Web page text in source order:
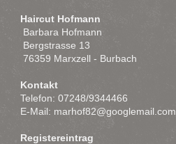
Haircut Hofmann
Barbara Hofmann
Bergstrasse 13
76359 Marxzell - Burbach
Kontakt
Telefon: 07248/9344466
E-Mail: marhof82@googlemail.com
Registereintrag